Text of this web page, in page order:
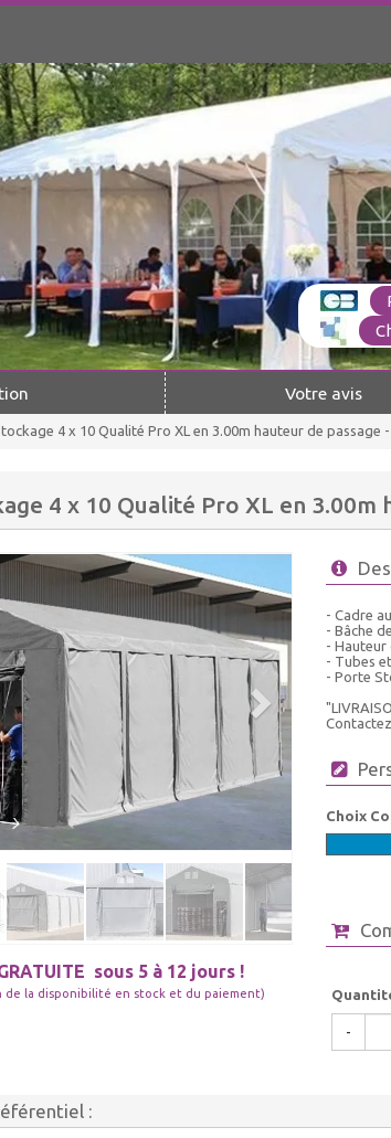
Votre avis
4 x 10 Qualité Pro XL en 3.00m hauteur de passage
4 x 10 Qualité Pro XL en 3.00m
sous 5 à 12 jours !
de la disponibilité en stock et du paiement)
- Cadre
- Bâche
- Hauteur
- Tubes
- Porte
Choix
-
: